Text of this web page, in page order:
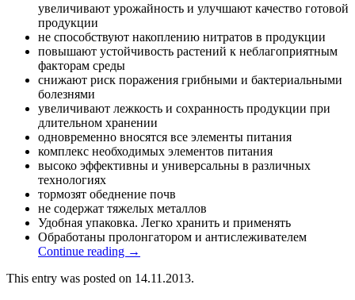
увеличивают урожайность и улучшают качество готовой
продукции
не способствуют накоплению нитратов в продукции
повышают устойчивость растений к неблагоприятным
факторам среды
снижают риск поражения грибными и бактериальными
болезнями
увеличивают лежкость и сохранность продукции при
длительном хранении
одновременно вносятся все элементы питания
комплекс необходимых элементов питания
высоко эффективны и универсальны в различных
технологиях
тормозят обеднение почв
не содержат тяжелых металлов
Удобная упаковка. Легко хранить и применять
Обработаны пролонгатором и антислеживателем
Continue reading →
This entry was posted on 14.11.2013.